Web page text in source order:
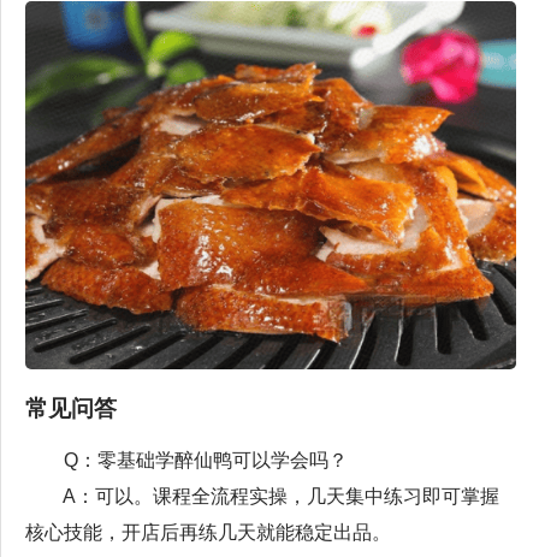
常见问答
Q：零基础学醉仙鸭可以学会吗？
A：可以。课程全流程实操，几天集中练习即可掌握
核心技能，开店后再练几天就能稳定出品。